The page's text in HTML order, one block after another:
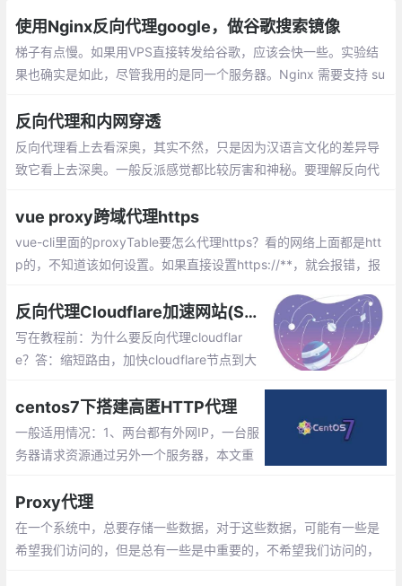
使用Nginx反向代理google，做谷歌搜索镜像
梯子有点慢。如果用VPS直接转发给谷歌，应该会快一些。实验结
果也确实是如此，尽管我用的是同一个服务器。Nginx 需要支持 su
反向代理和内网穿透
反向代理看上去看深奥，其实不然，只是因为汉语言文化的差异导
致它看上去深奥。一般反派感觉都比较厉害和神秘。要理解反向代
端；反向代理代理的对象是服务端
vue proxy跨域代理https
vue-cli里面的proxyTable要怎么代理https？看的网络上面都是htt
p的，不知道该如何设置。如果直接设置https://**，就会报错，报
反向代理Cloudflare加速网站(SNIproxy)
写在教程前：为什么要反向代理cloudflar
e？答：缩短路由，加快cloudflare节点到大
知道，这家CDN的速度在除了大陆以外的地
方访问都非常快，那么又没有什么办法使其
对大陆访问良好呢？
centos7下搭建高匿HTTP代理
一般适用情况：1、两台都有外网IP，一台服
务器请求资源通过另外一个服务器，本文重
务器只有内网IP，另外一台服务器有公网和
内网IP。
Proxy代理
在一个系统中，总要存储一些数据，对于这些数据，可能有一些是
希望我们访问的，但是总有一些是中重要的，不希望我们访问的，